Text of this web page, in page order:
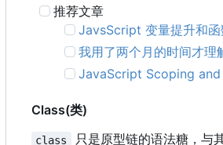
推荐文章
JavsScript 变量提升和函
我用了两个月的时间才理
JavaScript Scoping
Class(类)
class 只是原型链的语法糖，与